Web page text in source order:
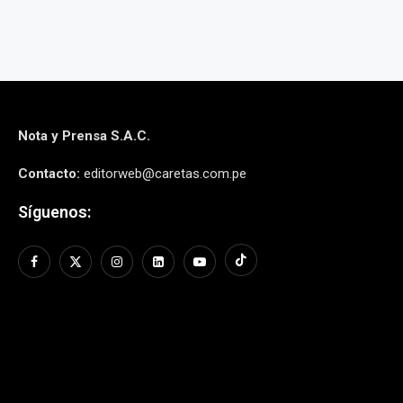
Nota y Prensa S.A.C.
Contacto: editorweb@caretas.com.pe
Síguenos: